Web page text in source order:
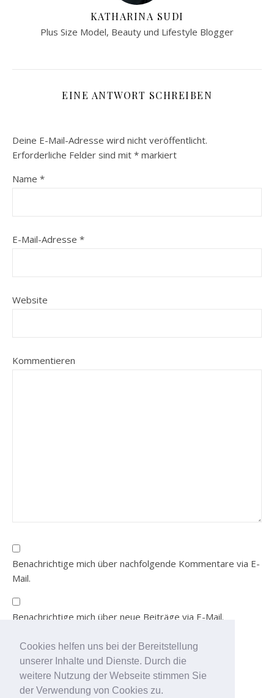
Cookies helfen uns bei der Bereitstellung
unserer Inhalte und Dienste. Durch die
weitere Nutzung der Webseite stimmen Sie
der Verwendung von Cookies zu.
KATHARINA SUDI
Plus Size Model, Beauty und Lifestyle Blogger
EINE ANTWORT SCHREIBEN
Deine E-Mail-Adresse wird nicht veröffentlicht.
Erforderliche Felder sind mit * markiert
Name *
E-Mail-Adresse *
Website
Kommentieren
Benachrichtige mich über nachfolgende Kommentare via E-
Mail.
Benachrichtige mich über neue Beiträge via E-Mail.
Durch die weitere Nutzung
der Seite stimmst du der